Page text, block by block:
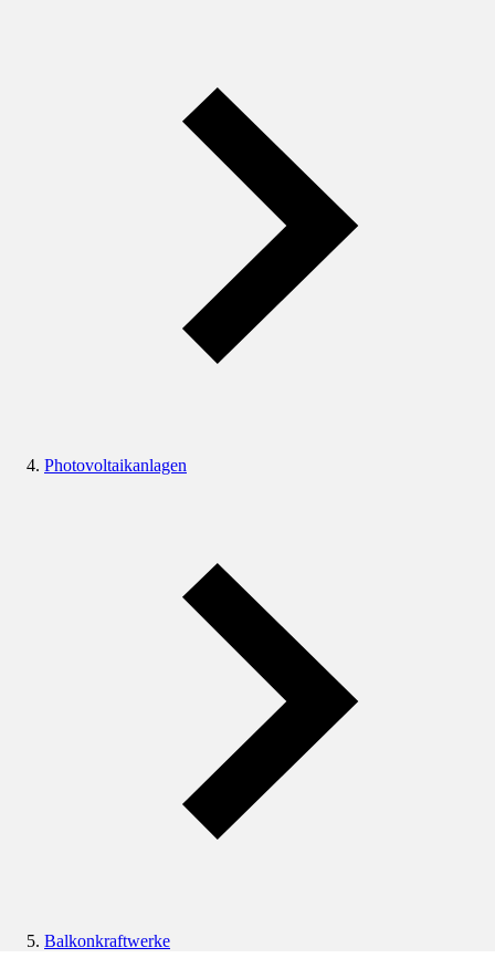
Photovoltaikanlagen
Balkonkraftwerke